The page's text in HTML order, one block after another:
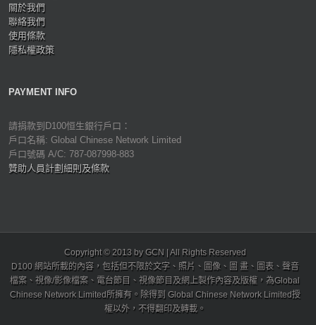
關於我們
聯絡我們
使用條款
隱私權政策
PAYMENT INFO
請捐款到D100恒生銀行戶口：
戶口名稱: Global Chinese Network Limited
戶口號碼 A/C: 787-087998-883
贊助人員計劃細則及條款
Copyright © 2013 by GCN | All Rights Reserved
D100 網站所載的內容，包括但不限於文字、照片、圖像、圖 畫、圖表、聲音
檔案、視像/影像檔案、電台節目、視像節目及網上製作內容及版權，為Global
Chinese Network Limited所擁有。除得到 Global Chinese Network Limited授
權以外，不得翻印及轉載。